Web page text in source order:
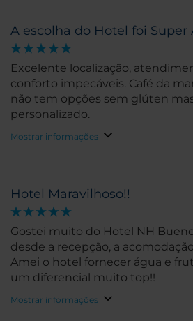
A escolha do Hotel foi Super
Excelente localização,
conforto impecáveis. Café da manhã é bom, quase
não tem opções sem glúten mas fazem omelete
personalizado.
Mostrar informações
Hotel Maravilhoso!!
Gostei muito do Hotel NH Buenos Aires Latino!!
desde a recepção, a
Amei o hotel fornecer água e
um diferencial muito top!!
Mostrar informações